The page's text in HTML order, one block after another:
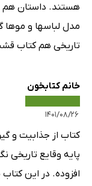
هستند. داستان
مدل لباسها و موها
تاریخی هم کتاب
خانم کتابخون
۱۴۰۱/۰۸/۲۶
کتاب از جذابیت و
پایه وقایع